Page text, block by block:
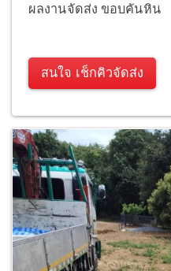
ผลงานจัดส่ง ขอบคันหิน
สนใจ เช็กคิวจัดส่ง